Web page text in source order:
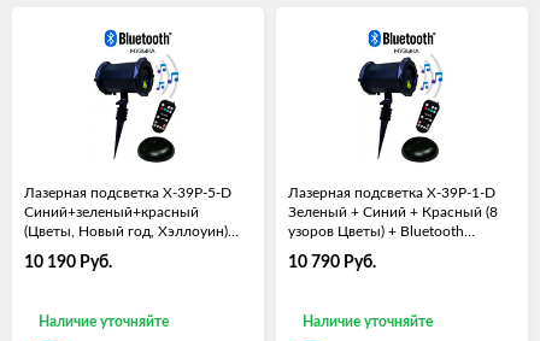
Лазерная подсветка X-39P-5-D
Синий+зеленый+красный
(Цветы, Новый год, Хэллоуин)
+Bluetooth колонка
10 190 Руб.
Наличие уточняйте
Лазерная подсветка X-39P-1-D
Зеленый + Синий + Красный (8
узоров Цветы) + Bluetooth
10 790 Руб.
Наличие уточняйте